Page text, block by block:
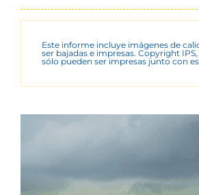
Este informe incluye imágenes de
ser bajadas e impresas. Copyright
sólo pueden ser impresas junto con